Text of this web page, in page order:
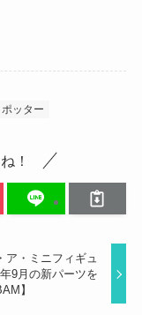
ッター
！
ア・ミニフィギュ
9月の新パーツを
】